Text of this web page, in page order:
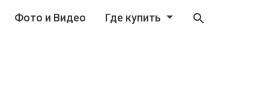
Фото и Видео Где купить